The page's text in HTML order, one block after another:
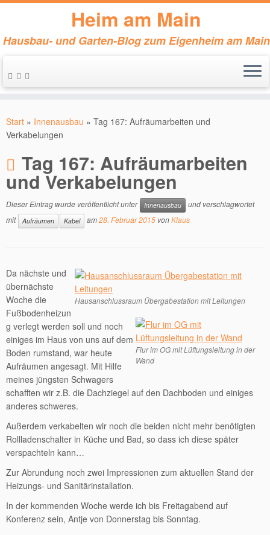
Inhalt
springen
Heim am Main
Hausbau- und Garten-Blog zum Eigenheim am Main
Start » Innenausbau » Tag 167: Aufräumarbeiten und
Verkabelungen
Tag 167: Aufräumarbeiten
und Verkabelungen
Dieser Eintrag wurde veröffentlicht unter Innenausbau
und verschlagwortet
mit
Aufräumen Kabel am28. Februar 2015 vonKlaus
Hausanschlussraum Übergabestation mit Leitungen
Flur im OG mit Lüftungsleitung in der
Wand
Da nächste und
übernächste
Woche die
Fußbodenheizun
g verlegt werden soll und noch
einiges im Haus von uns auf dem
Boden rumstand, war heute
Aufräumen angesagt. Mit Hilfe
meines jüngsten Schwagers
schafften wir z.B. die Dachziegel auf den Dachboden und einiges
anderes schweres.
Außerdem verkabelten wir noch die beiden nicht mehr benötigten
Rollladenschalter in Küche und Bad, so dass ich diese später
verspachteln kann…
Zur Abrundung noch zwei Impressionen zum aktuellen Stand der
Heizungs- und Sanitärinstallation.
In der kommenden Woche werde ich bis Freitagabend auf
Konferenz sein, Antje von Donnerstag bis Sonntag.